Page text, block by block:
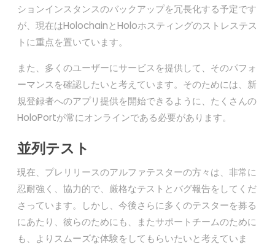
ションインスタンスのバックアップを冗長化する予定です
が、現在はHolochainとHoloホスティングのストレステス
トに重点を置いています。
また、多くのユーザーにサービスを提供して、そのパフォ
ーマンスを確認したいと考えています。そのためには、新
規登録者へのアプリ提供を開始できるように、たくさんの
HoloPortが常にオンラインである必要があります。
並列テスト
現在、プレリリースのアルファテスターの方々は、非常に
忍耐強く、協力的で、厳格なテストとバグ報告をしてくだ
さっています。しかし、今後さらに多くのテスターを募る
にあたり、彼らのためにも、またサポートチームのために
も、よりスムーズな体験をしてもらいたいと考えていま